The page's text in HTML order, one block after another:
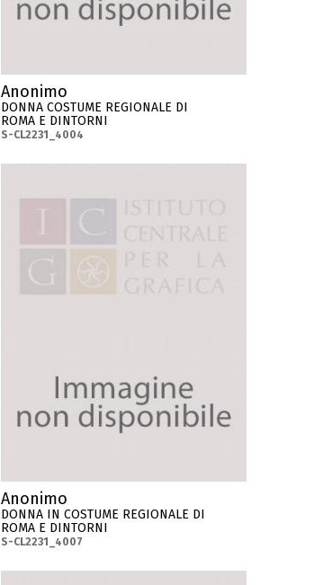
Anonimo
DONNA COSTUME REGIONALE DI
ROMA E DINTORNI
S-CL2231_4004
Anonimo
DONNA IN COSTUME REGIONALE DI
ROMA E DINTORNI
S-CL2231_4007